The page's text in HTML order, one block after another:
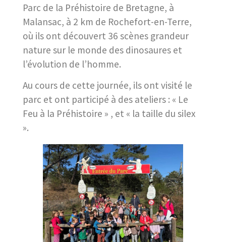
Parc de la Préhistoire de Bretagne, à
Malansac, à 2 km de Rochefort-en-Terre,
où ils ont découvert 36 scènes grandeur
nature sur le monde des dinosaures et
l’évolution de l’homme.
Au cours de cette journée, ils ont visité le
parc et ont participé à des ateliers : « Le
Feu à la Préhistoire » , et « la taille du silex
».